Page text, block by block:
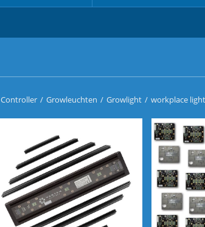
Controller / Growleuchten / Growlight / workplace light